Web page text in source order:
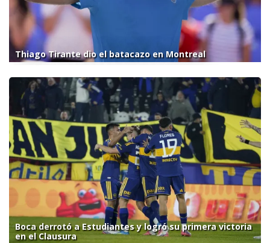
Thiago Tirante dio el batacazo en Montreal
Boca derrotó a Estudiantes y logró su primera victoria
en el Clausura